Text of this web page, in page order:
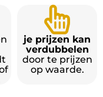
je prijzen kan
verdubbelen
door te prijzen
op waarde.